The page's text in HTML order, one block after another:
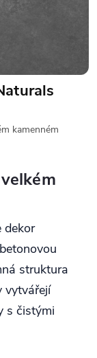
kamenném
dekor
struktura
vytvářejí
s čistými